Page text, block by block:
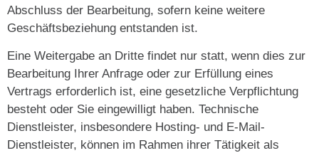
Abschluss der Bearbeitung, sofern keine weitere
Geschäftsbeziehung entstanden ist.
Eine Weitergabe an Dritte findet nur statt, wenn dies zur
Bearbeitung Ihrer Anfrage oder zur Erfüllung eines
Vertrags erforderlich ist, eine gesetzliche Verpflichtung
besteht oder Sie eingewilligt haben. Technische
Dienstleister, insbesondere Hosting- und E-Mail-
Dienstleister, können im Rahmen ihrer Tätigkeit als